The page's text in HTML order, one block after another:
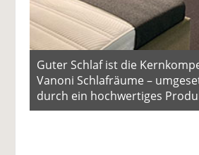
Guter Schlaf ist die
Vanoni Schlafräume –
durch ein hochwertiges